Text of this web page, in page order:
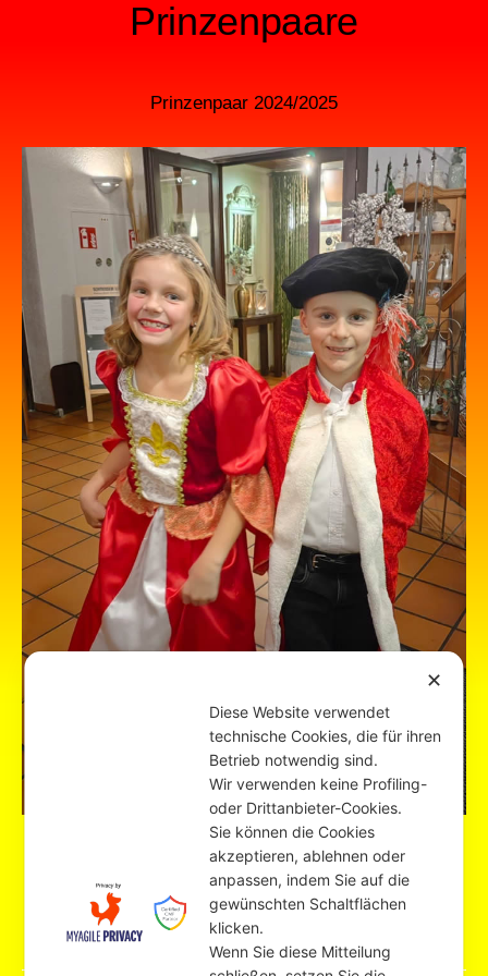
Prinzenpaare
Prinzenpaar 2024/2025
Luke Weinmann und Lusia Hayda
✕
Diese Website verwendet
technische Cookies, die für ihren
Betrieb notwendig sind.
Wir verwenden keine Profiling-
oder Drittanbieter-Cookies.
Sie können die Cookies
akzeptieren, ablehnen oder
anpassen, indem Sie auf die
gewünschten Schaltflächen
klicken.
Wenn Sie diese Mitteilung